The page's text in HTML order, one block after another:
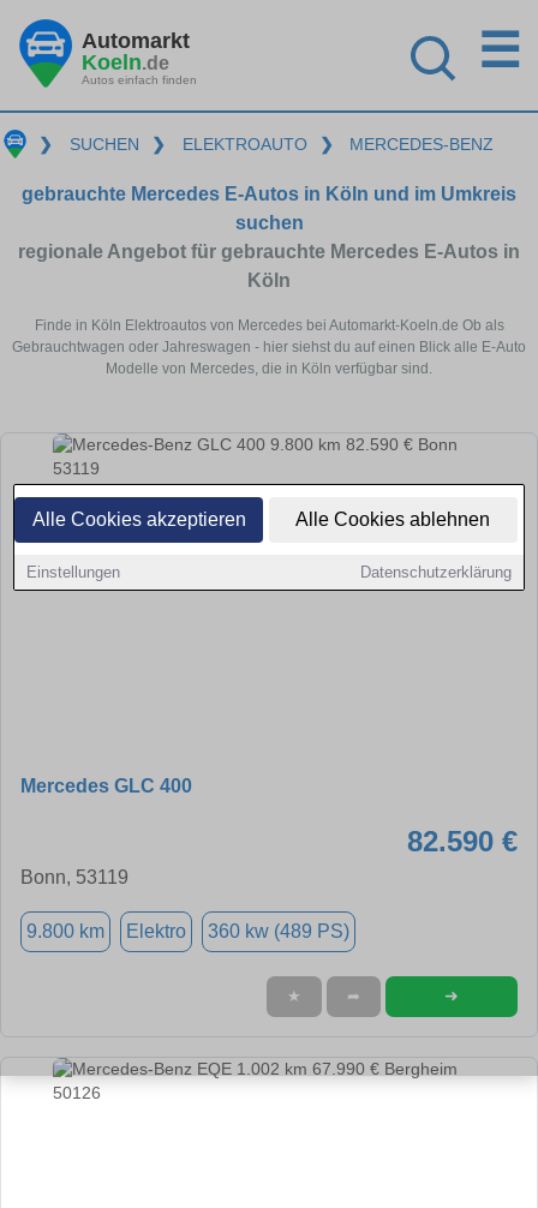
Alle Cookies akzeptieren Alle Cookies ablehnen
Einstellungen Datenschutzerklärung
Automarkt
Koeln.de
Autos einfach finden
☰
❯ SUCHEN ❯ ELEKTROAUTO ❯ MERCEDES-BENZ
gebrauchte Mercedes E-Autos in Köln und im Umkreis
suchen
regionale Angebot für gebrauchte Mercedes E-Autos in
Köln
Finde in Köln Elektroautos von Mercedes bei Automarkt-Koeln.de Ob als
Gebrauchtwagen oder Jahreswagen - hier siehst du auf einen Blick alle E-Auto
Modelle von Mercedes, die in Köln verfügbar sind.
Mercedes GLC 400
82.590 €
Bonn, 53119
9.800 km Elektro 360 kw (489 PS)
★ ➦ ➜